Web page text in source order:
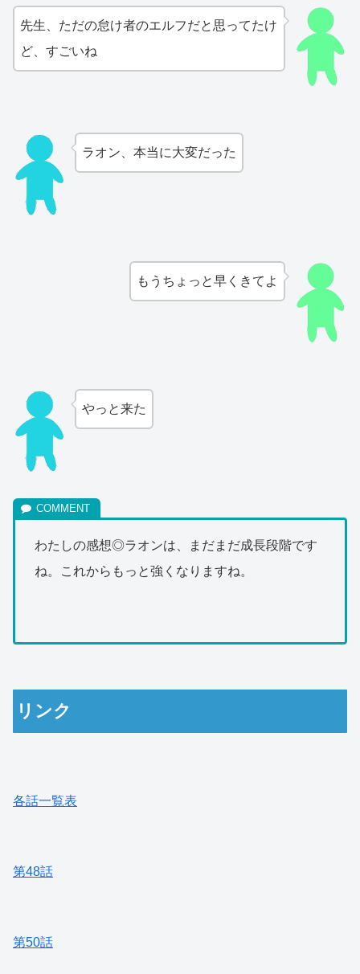
先生、ただの怠け者のエルフだと思ってたけ
ど、すごいね
ラオン、本当に大変だった
もうちょっと早くきてよ
やっと来た
わたしの感想◎ラオンは、まだまだ成長段階です
ね。これからもっと強くなりますね。
リンク
各話一覧表
第48話
第50話